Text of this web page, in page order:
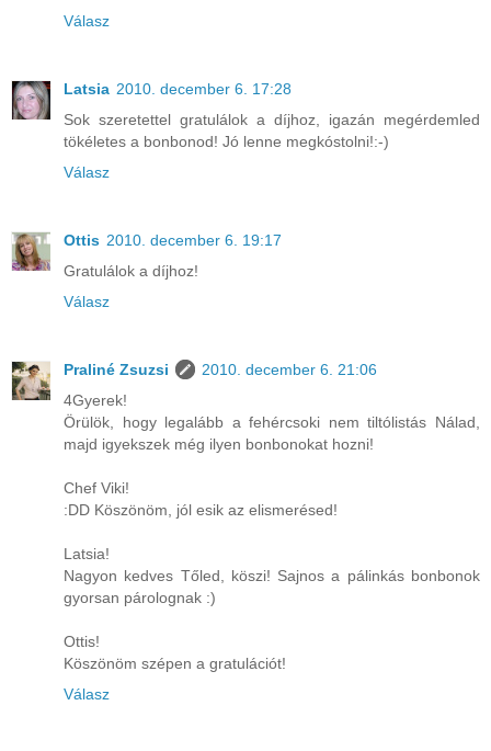
Válasz
Latsia 2010. december 6. 17:28
Sok szeretettel gratulálok a díjhoz, igazán megérdemled
tökéletes a bonbonod! Jó lenne megkóstolni!:-)
Válasz
Ottis 2010. december 6. 19:17
Gratulálok a díjhoz!
Válasz
Praliné Zsuzsi
2010. december 6. 21:06
4Gyerek!
Örülök, hogy legalább a fehércsoki nem tiltólistás Nálad,
majd igyekszek még ilyen bonbonokat hozni!
Chef Viki!
:DD Köszönöm, jól esik az elismerésed!
Latsia!
Nagyon kedves Tőled, köszi! Sajnos a pálinkás bonbonok
gyorsan párolognak :)
Ottis!
Köszönöm szépen a gratulációt!
Válasz